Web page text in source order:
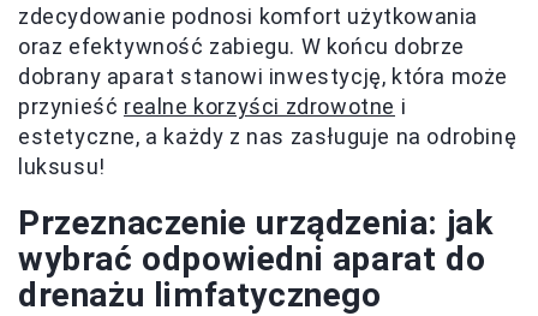
zdecydowanie podnosi komfort użytkowania
oraz efektywność zabiegu. W końcu dobrze
dobrany aparat stanowi inwestycję, która może
przynieść realne korzyści zdrowotne i
estetyczne, a każdy z nas zasługuje na odrobinę
luksusu!
Przeznaczenie urządzenia: jak
wybrać odpowiedni aparat do
drenażu limfatycznego